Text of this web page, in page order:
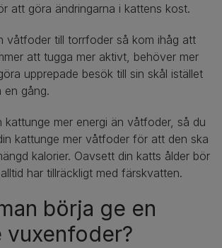
att göra ändringarna i kattens kost.
våtfoder till torrfoder så kom ihåg att
att tugga mer aktivt, behöver mer
upprepade besök till sin skål istället
gång.
kattunge mer energi än våtfoder, så du
kattunge mer våtfoder för att den ska
kalorier. Oavsett din katts ålder bör
har tillräckligt med färskvatten.
börja ge en
vuxenfoder?